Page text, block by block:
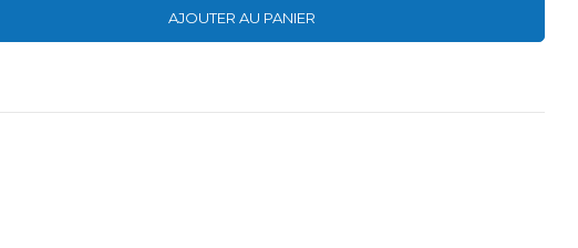
AJOUTER AU PANIER